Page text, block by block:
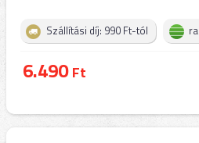
Szállítási díj: 990 Ft-tól
6.490Ft